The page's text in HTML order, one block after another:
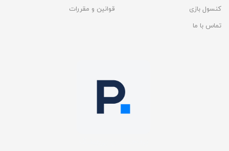
کنسول بازی
قوانین و مقررات
تماس با ما